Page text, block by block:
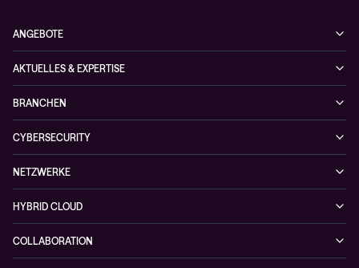
ANGEBOTE
Netzwerke
Hybrid cloud
Observability
Projektanfragen
AKTUELLES & EXPERTISE
Cases
News
Podcast
Videos
Whitepaper
BRANCHEN
Finance
Healthcare
Public
CYBERSECURITY
Cybersecurity-Lösungen
NIS-2 Quick Check
Wie Sie kein zufälliges Opfer einer Cyberattacke werden
NETZWERKE
Netzwerklösungen
HYBRID CLOUD
COLLABORATION